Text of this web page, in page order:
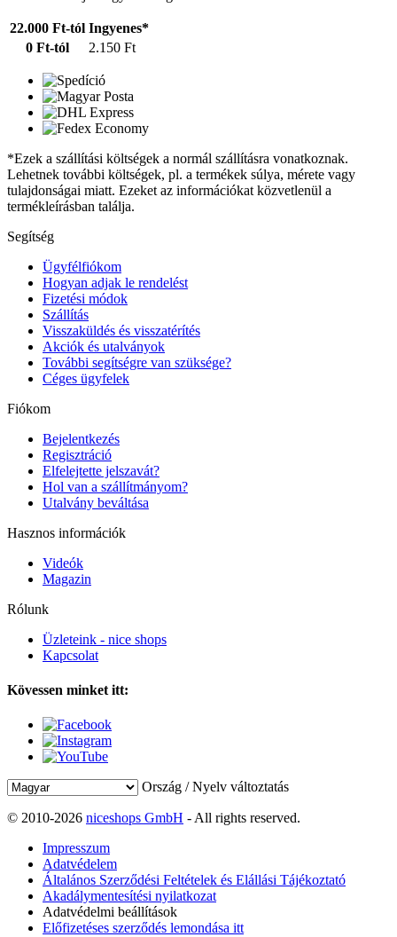
22.000 Ft-tól Ingyenes*
0 Ft-tól
2.150 Ft
*Ezek a szállítási költségek a normál szállításra vonatkoznak.
Lehetnek további költségek, pl. a termékek súlya, mérete vagy
tulajdonságai miatt. Ezeket az információkat közvetlenül a
termékleírásban találja.
Segítség
Ügyfélfiókom
Hogyan adjak le rendelést
Fizetési módok
Szállítás
Visszaküldés és visszatérítés
Akciók és utalványok
További segítségre van szüksége?
Céges ügyfelek
Fiókom
Bejelentkezés
Regisztráció
Elfelejtette jelszavát?
Hol van a szállítmányom?
Utalvány beváltása
Hasznos információk
Videók
Magazin
Rólunk
Üzleteink - nice shops
Kapcsolat
Kövessen minket itt:
Ország / Nyelv változtatás
© 2010-2026 niceshops GmbH - All rights reserved.
Impresszum
Adatvédelem
Általános Szerződési Feltételek és Elállási Tájékoztató
Akadálymentesítési nyilatkozat
Adatvédelmi beállítások
Előfizetéses szerződés lemondása itt